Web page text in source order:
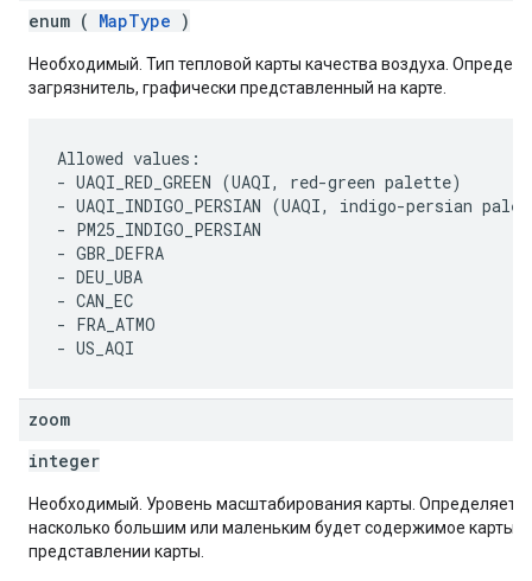
enum ( MapType )
Необходимый. Тип тепловой карты качества воздуха.
загрязнитель, графически представленный на карте.
Allowed values:
- UAQI_RED_GREEN (UAQI, red-green palette)
- UAQI_INDIGO_PERSIAN (UAQI, indigo-persian
- PM25_INDIGO_PERSIAN
- GBR_DEFRA
- DEU_UBA
- CAN_EC
- FRA_ATMO
zoom
integer
Необходимый. Уровень масштабирования карты. Определяет,
насколько большим или маленьким будет содержимое карты в
представлении карты.